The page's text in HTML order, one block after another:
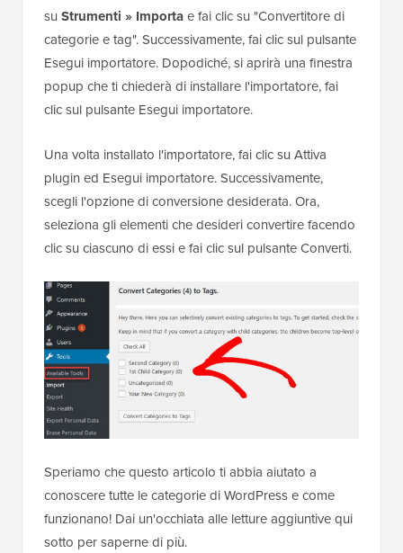
su Strumenti » Importae fai clic su "Convertitore di
categorie e tag". Successivamente, fai clic sul pulsante
Esegui importatore. Dopodiché, si aprirà una finestra
popup che ti chiederà di installare l'importatore, fai
clic sul pulsante Esegui importatore.
Una volta installato l'importatore, fai clic su Attiva
plugin ed Esegui importatore. Successivamente,
scegli l'opzione di conversione desiderata. Ora,
seleziona gli elementi che desideri convertire facendo
clic su ciascuno di essi e fai clic sul pulsante Converti.
Speriamo che questo articolo ti abbia aiutato a
conoscere tutte le categorie di WordPress e come
funzionano! Dai un'occhiata alle letture aggiuntive qui
sotto per saperne di più.